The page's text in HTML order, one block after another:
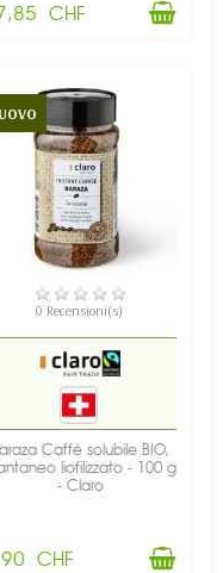
CHF
DISPONIBILE
0 Recensioni(s)
Caffè solubile BIO,
liofilizzato - 100 g
- Claro
CHF